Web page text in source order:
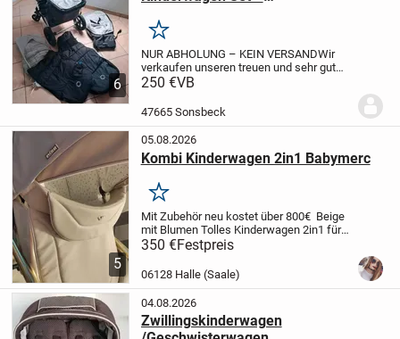
6
gewaschen!
Merken
NUR ABHOLUNG – KEIN VERSANDWir
verkaufen unseren treuen und sehr gut
erhaltenen Bugaboo Cameleon Kombi-
Farbkombination Schwarz/Grau.
ist perfekt als Erstausstattu...
250 €VB
47665 Sonsbeck
5
05.08.2026
Kombi Kinderwagen 2in1 Babymerc
Merken
Mit Zubehör neu kostet über 800€ Beige
mit Blumen Tolles Kinderwagen 2in1 für
längeren zeitMeine Tochter ist schon zu
350 €Festpreis
06128 Halle (Saale)
04.08.2026
Zwillingskinderwagen